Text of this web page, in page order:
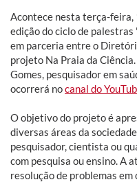
Acontece nesta terça-feira,
edição do ciclo de palestras
em parceria entre o
projeto Na Praia da
Gomes, pesquisador em
ocorrerá nocanal do
O objetivo do projeto é
diversas áreas da
pesquisador, cientista ou
com pesquisa ou ensino. A
resolução de problemas